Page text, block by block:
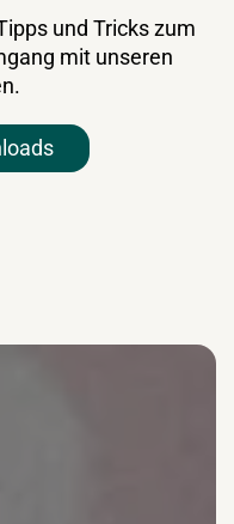
und Tricks zum
mit unseren